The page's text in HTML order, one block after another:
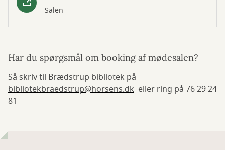
Salen
Har du spørgsmål om booking af mødesalen?
Så skriv til Brædstrup bibliotek på
bibliotekbraedstrup@horsens.dk eller ring på 76 29 24
81